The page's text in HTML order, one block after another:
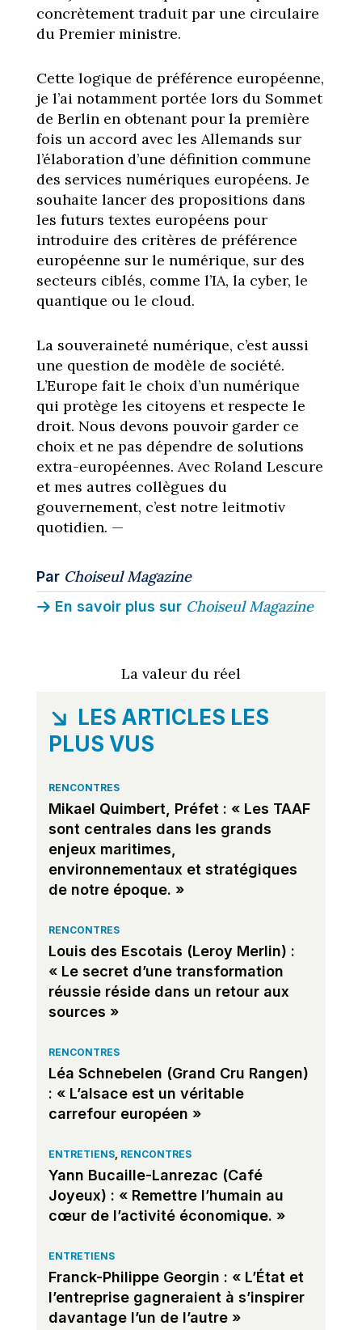
concrètement traduit par une circulaire
du Premier ministre.
Cette logique de préférence européenne,
je l’ai notamment portée lors du Sommet
de Berlin en obtenant pour la première
fois un accord avec les Allemands sur
l’élaboration d’une définition commune
des services numériques européens. Je
souhaite lancer des propositions dans
les futurs textes européens pour
introduire des critères de préférence
européenne sur le numérique, sur des
secteurs ciblés, comme l’IA, la cyber, le
quantique ou le cloud.
La souveraineté numérique, c’est aussi
une question de modèle de société.
L’Europe fait le choix d’un numérique
qui protège les citoyens et respecte le
droit. Nous devons pouvoir garder ce
choix et ne pas dépendre de solutions
extra-européennes. Avec Roland Lescure
et mes autres collègues du
gouvernement, c’est notre leitmotiv
quotidien. —
Par Choiseul Magazine
En savoir plus sur Choiseul Magazine
La valeur du réel
LES ARTICLES LES
PLUS VUS
RENCONTRES
Mikael Quimbert, Préfet : « Les TAAF
sont centrales dans les grands
enjeux maritimes,
environnementaux et stratégiques
de notre époque. »
RENCONTRES
Louis des Escotais (Leroy Merlin) :
« Le secret d’une transformation
réussie réside dans un retour aux
sources »
RENCONTRES
Léa Schnebelen (Grand Cru Rangen)
: « L’alsace est un véritable
carrefour européen »
ENTRETIENS, RENCONTRES
Yann Bucaille-Lanrezac (Café
Joyeux) : « Remettre l’humain au
cœur de l’activité économique. »
ENTRETIENS
Franck-Philippe Georgin : « L’État et
l’entreprise gagneraient à s’inspirer
davantage l’un de l’autre »